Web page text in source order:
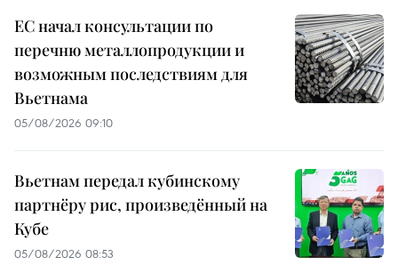
ЕС начал консультации по
перечню металлопродукции и
возможным последствиям для
Вьетнама
05/08/2026 09:10
Вьетнам передал кубинскому
партнёру рис, произведённый на
Кубе
05/08/2026 08:53